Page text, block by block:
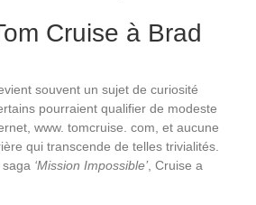
Cruise à Brad
souvent un sujet de curiosité
pourraient qualifier de modeste
www. tomcruise. com, et aucune
qui transcende de telles trivialités.
‘Mission Impossible’, Cruise a